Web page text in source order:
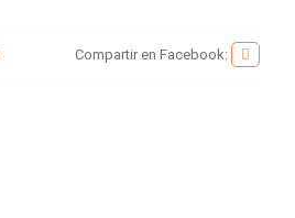
Compartir en Facebook: